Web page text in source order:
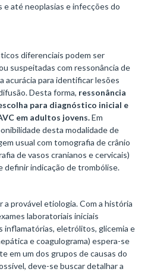
até neoplasias e infecções do
diferenciais podem ser
suspeitadas com ressonância de
acurácia para identificar lesões
Desta forma, ressonância
para diagnóstico inicial e
em adultos jovens.Em
desta modalidade de
usual com tomografia de crânio
de vasos cranianos e cervicais)
definir indicação de trombólise.
provável etiologia. Com a história
laboratoriais iniciais
inflamatórias, eletrólitos, glicemia e
e coagulograma) espera-se
em um dos grupos de causas do
deve-se buscar detalhar a